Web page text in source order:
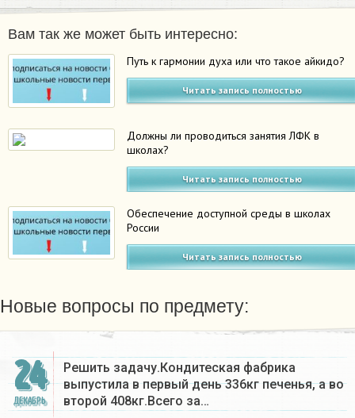
Вам так же может быть интересно:
Путь к гармонии духа или что такое айкидо?
Читать запись полностью
Должны ли проводиться занятия ЛФК в
школах?
Читать запись полностью
Обеспечение доступной среды в школах
России
Читать запись полностью
Новые вопросы по предмету:
24
ДЕКАБРЬ
Решить задачу.Кондитеская фабрика
выпустила в первый день 336кг печенья, а во
второй 408кг.Всего за…